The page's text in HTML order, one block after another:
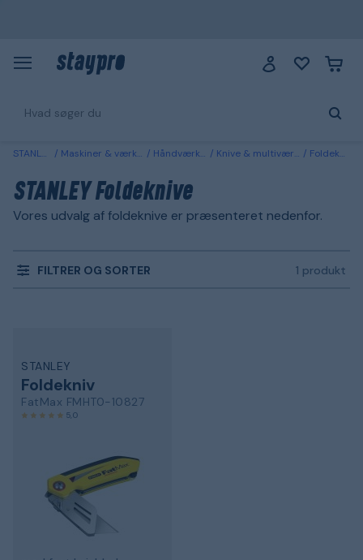
STANLEY Maskiner & værktøj Håndværktøj Knive & multiværktøj Foldeknive
STANLEY Foldeknive
Vores udvalg af foldeknive er præsenteret nedenfor.
FILTRER OG SORTER 1 produkt
STANLEY
Foldekniv
FatMax FMHT0-10827
5,0